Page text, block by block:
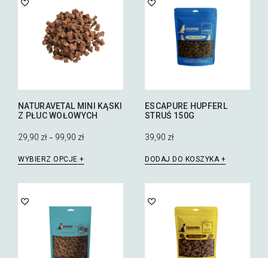
NATURAVETAL MINI KĄSKI
Z PŁUC WOŁOWYCH
29,90 zł – 99,90 zł
WYBIERZ OPCJE
produkt
Opcje
można
wybrać
na
ESCAPURE HUPFERL
STRUŚ 150G
39,90 zł
DODAJ DO KOSZYKA